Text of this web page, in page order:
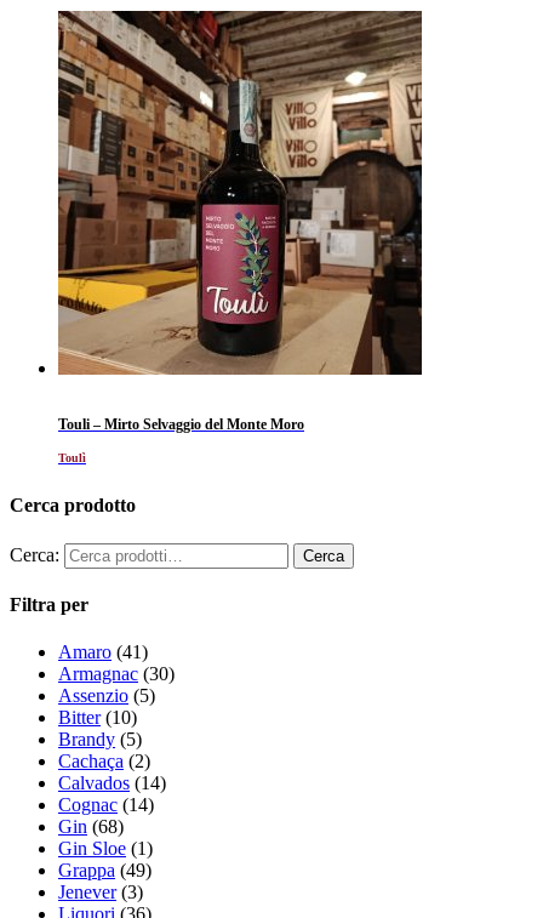
Touli – Mirto Selvaggio del Monte Moro
Toulì
Cerca prodotto
Cerca:
Filtra per
Amaro (41)
Armagnac (30)
Assenzio (5)
Bitter (10)
Brandy (5)
Cachaça (2)
Calvados (14)
Cognac (14)
Gin (68)
Gin Sloe (1)
Grappa (49)
Jenever (3)